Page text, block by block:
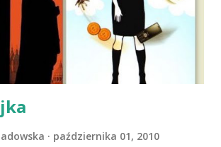
i od nowa zaczęliśmy oswajać z nami i
zdezorientowanego chorobą psa. Udało
zawirowania zdrowotne i wówczas
sobą wzajemnie już na 100%.
października 01, 2010